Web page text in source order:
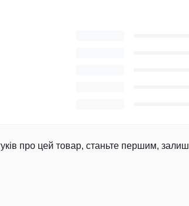
про цей товар, станьте першим,